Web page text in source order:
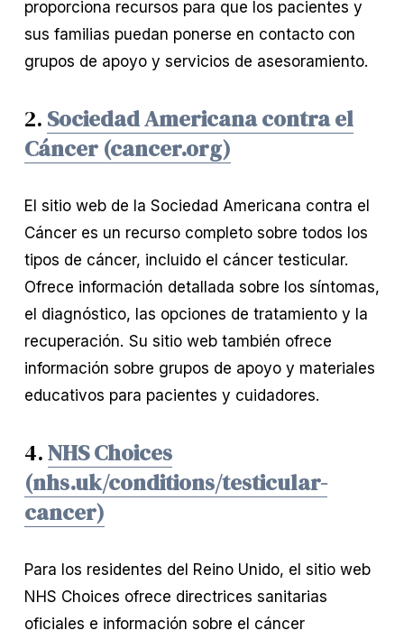
proporciona recursos para que los pacientes y
sus familias puedan ponerse en contacto con
grupos de apoyo y servicios de asesoramiento.
2. Sociedad Americana contra el
Cáncer (cancer.org)
El sitio web de la Sociedad Americana contra el
Cáncer es un recurso completo sobre todos los
tipos de cáncer, incluido el cáncer testicular.
Ofrece información detallada sobre los síntomas,
el diagnóstico, las opciones de tratamiento y la
recuperación. Su sitio web también ofrece
información sobre grupos de apoyo y materiales
educativos para pacientes y cuidadores.
4.NHS Choices
(nhs.uk/conditions/testicular-
cancer)
Para los residentes del Reino Unido, el sitio web
NHS Choices ofrece directrices sanitarias
oficiales e información sobre el cáncer